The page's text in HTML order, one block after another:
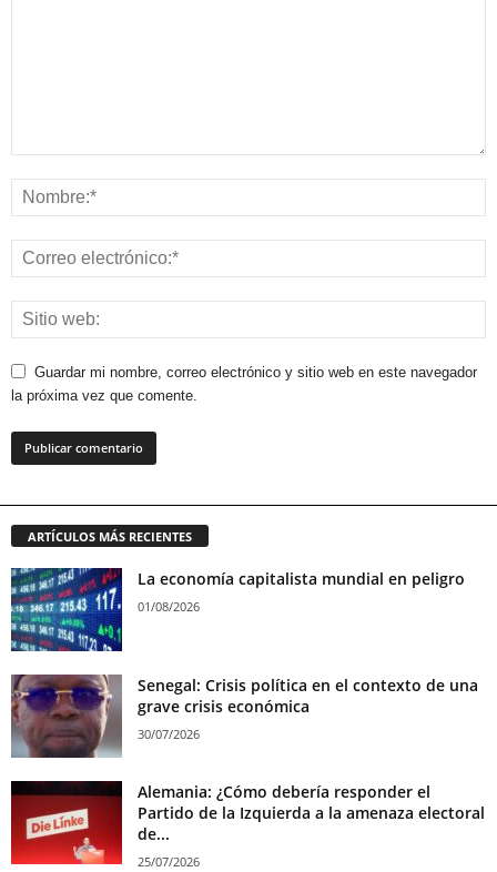
Guardar mi nombre, correo electrónico y sitio web en este navegador
la próxima vez que comente.
ARTÍCULOS MÁS RECIENTES
La economía capitalista mundial en peligro
01/08/2026
Senegal: Crisis política en el contexto de una
grave crisis económica
30/07/2026
Alemania: ¿Cómo debería responder el
Partido de la Izquierda a la amenaza electoral
de...
25/07/2026